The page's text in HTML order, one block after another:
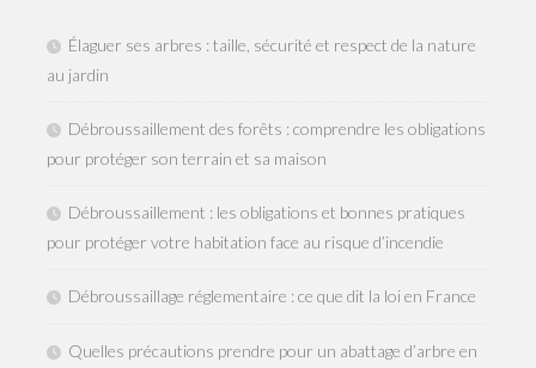
Élaguer ses arbres : taille, sécurité et respect de la nature
au jardin
Débroussaillement des forêts : comprendre les obligations
pour protéger son terrain et sa maison
Débroussaillement : les obligations et bonnes pratiques
pour protéger votre habitation face au risque d’incendie
Débroussaillage réglementaire : ce que dit la loi en France
Quelles précautions prendre pour un abattage d’arbre en